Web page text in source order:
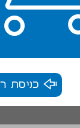
כניסת